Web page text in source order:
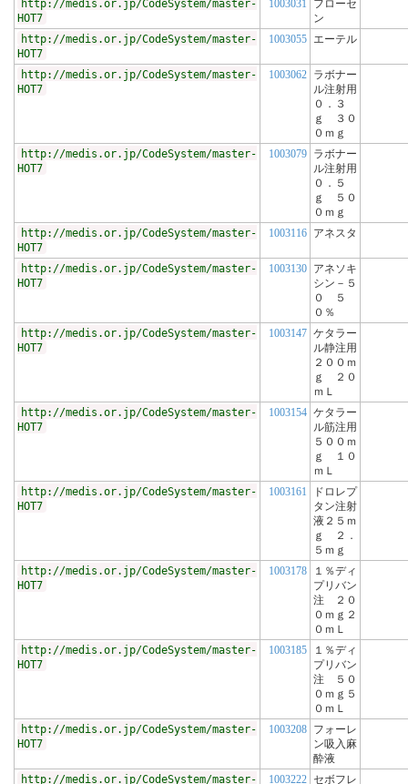
http://medis.or.jp/CodeSystem/master-
HOT7
1003031
フローセ
ン
http://medis.or.jp/CodeSystem/master-
HOT7
1003055 エーテル
http://medis.or.jp/CodeSystem/master-
HOT7
1003062 ラボナー
ル注射用
０．３
ｇ ３０
０ｍｇ
http://medis.or.jp/CodeSystem/master-
HOT7
1003079 ラボナー
ル注射用
０．５
ｇ ５０
０ｍｇ
http://medis.or.jp/CodeSystem/master-
HOT7
1003116 アネスタ
http://medis.or.jp/CodeSystem/master-
HOT7
1003130 アネソキ
シン－５
０ ５
０％
http://medis.or.jp/CodeSystem/master-
HOT7
1003147 ケタラー
ル静注用
２００ｍ
ｇ ２０
ｍＬ
http://medis.or.jp/CodeSystem/master-
HOT7
1003154 ケタラー
ル筋注用
５００ｍ
ｇ １０
ｍＬ
http://medis.or.jp/CodeSystem/master-
HOT7
1003161
ドロレプ
タン注射
液２５ｍ
ｇ ２．
５ｍｇ
http://medis.or.jp/CodeSystem/master-
HOT7
1003178
１％ディ
プリバン
注 ２０
０ｍｇ２
０ｍＬ
http://medis.or.jp/CodeSystem/master-
HOT7
1003185
１％ディ
プリバン
注 ５０
０ｍｇ５
０ｍＬ
http://medis.or.jp/CodeSystem/master-
HOT7
1003208 フォーレ
ン吸入麻
酔液
http://medis.or.jp/CodeSystem/master-
1003222 セボフレ